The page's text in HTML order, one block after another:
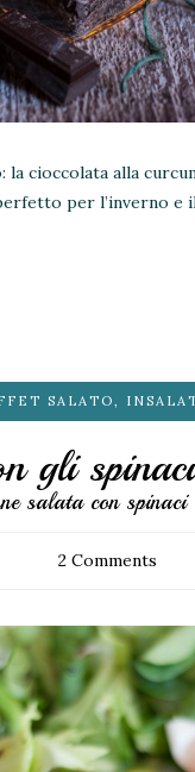
la cioccolata alla
per l’inverno e
SALATO,
gli spinaci
salata con
2 Comments